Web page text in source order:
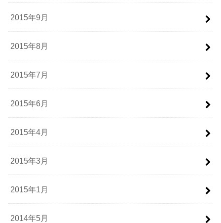
2015年9月
2015年8月
2015年7月
2015年6月
2015年4月
2015年3月
2015年1月
2014年5月